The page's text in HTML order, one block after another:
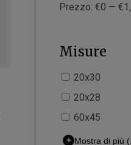
Prezzo: €0 —
Misure
20x30
20x28
60x45
+ Mostra di più